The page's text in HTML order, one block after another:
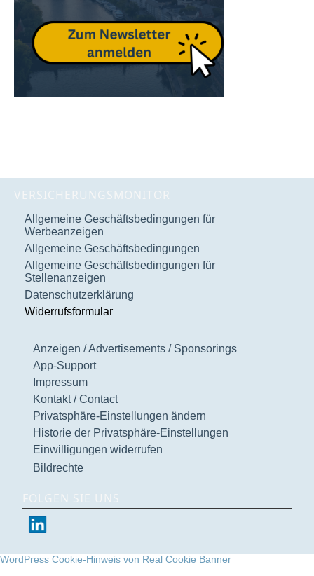
VERSICHERUNGSMONITOR
Allgemeine Geschäftsbedingungen für
Werbeanzeigen
Allgemeine Geschäftsbedingungen
Allgemeine Geschäftsbedingungen für
Stellenanzeigen
Datenschutzerklärung
Widerrufsformular
Anzeigen / Advertisements / Sponsorings
App-Support
Impressum
Kontakt / Contact
Privatsphäre-Einstellungen ändern
Historie der Privatsphäre-Einstellungen
Einwilligungen widerrufen
Bildrechte
FOLGEN SIE UNS
WordPress Cookie-Hinweis von Real Cookie Banner